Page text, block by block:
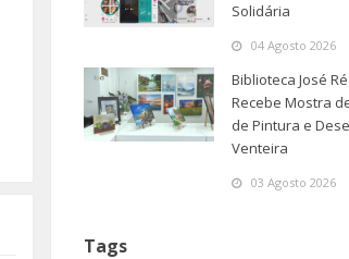
Solidária
04 Agosto 2026
Biblioteca José
Recebe Mostra
de Pintura e
Venteira
03 Agosto 2026
Tags